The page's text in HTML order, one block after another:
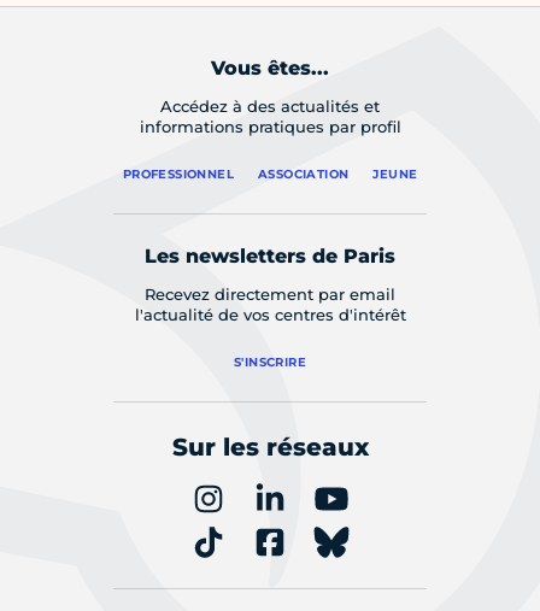
Vous êtes...
Accédez à des actualités et
informations pratiques par profil
PROFESSIONNEL ASSOCIATION JEUNE
Les newsletters de Paris
Recevez directement par email
l'actualité de vos centres d'intérêt
S'INSCRIRE
Sur les réseaux